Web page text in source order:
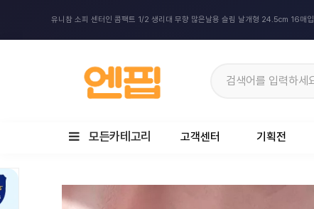
유니참 소피 센터인 콤팩트 1/2 생리대 무향 많은날용 슬림 날개형 24.5cm 16매입
모든카테고리 고객센터 기획전